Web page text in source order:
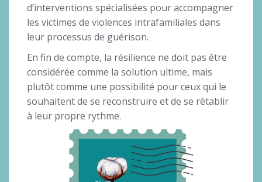
d’interventions spécialisées pour accompagner
les victimes de violences intrafamiliales dans
leur processus de guérison.
En fin de compte, la résilience ne doit pas être
considérée comme la solution ultime, mais
plutôt comme une possibilité pour ceux qui le
souhaitent de se reconstruire et de se rétablir
à leur propre rythme.